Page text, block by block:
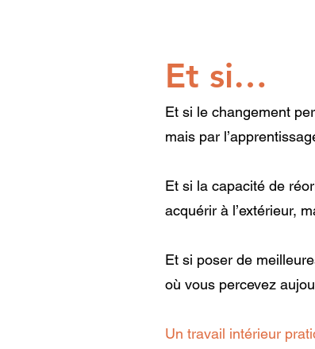
Et si…
Et si le changement
mais par
Et si la capacité de
acquérir à l’extérieur,
Et si poser de
où vous percevez
Un travail intérieur